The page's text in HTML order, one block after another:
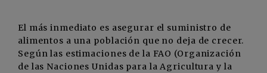
El más inmediato es asegurar el suministro de
alimentos a una población que no deja de crecer.
Según las estimaciones de la FAO (Organización
de las Naciones Unidas para la Agricultura y la